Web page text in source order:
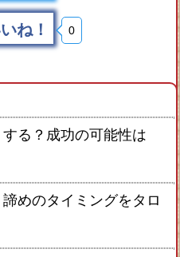
ね！ 0
る？成功の可能性は
めのタイミングをタロ